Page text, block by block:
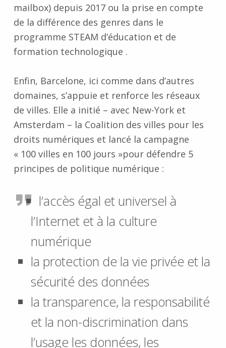
mailbox) depuis 2017 ou la prise en compte
de la différence des genres dans le
programme STEAM d’éducation et de
formation technologique .
Enfin, Barcelone, ici comme dans d’autres
domaines, s’appuie et renforce les réseaux
de villes. Elle a initié – avec New-York et
Amsterdam – la Coalition des villes pour les
droits numériques et lancé la campagne
« 100 villes en 100 jours »pour défendre 5
principes de politique numérique :
l’accès égal et universel à
l’Internet et à la culture
numérique
la protection de la vie privée et la
sécurité des données
la transparence, la responsabilité
et la non-discrimination dans
l’usage les données, les